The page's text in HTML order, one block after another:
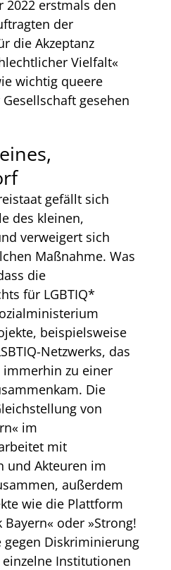
2022 erstmals den
der
die Akzeptanz
Vielfalt«
wichtig queere
gesehen
gefällt sich
des kleinen,
verweigert sich
Maßnahme. Was
die
für LGBTIQ*
beispielsweise
Netzwerks, das
immerhin zu einer
Die
von
im
mit
und Akteuren im
außerdem
wie die Plattform
Bayern« oder »Strong!
gegen Diskriminierung
Institutionen